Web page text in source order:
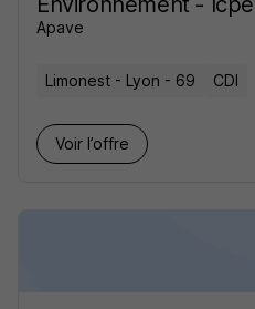
Apave
Limonest - Lyon - 69 CDI
Voir l’offre